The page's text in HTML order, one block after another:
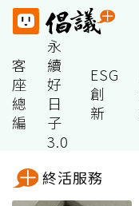
客
座
總
編
永
續
好
日
子
3.0
ESG
創
新
終活服務